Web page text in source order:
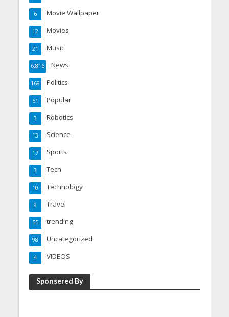
Movie Wallpaper
6
Movies
12
Music
21
News
6,816
Politics
168
Popular
61
Robotics
3
Science
13
Sports
17
Tech
3
Technology
10
Travel
9
trending
55
Uncategorized
98
VIDEOS
4
Sponsered By